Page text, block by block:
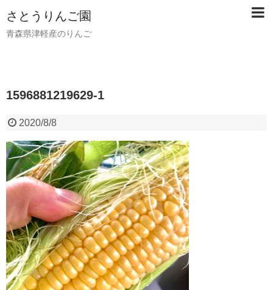
さとうりんご園
青森県津軽産のりんご
1596881219629-1
2020/8/8